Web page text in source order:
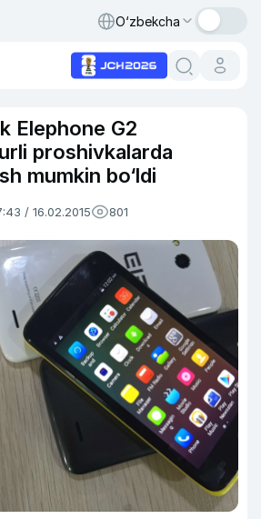
O‘zbekcha
Elephone G2
proshivkalarda
mumkin bo‘ldi
/ 16.02.2015 801